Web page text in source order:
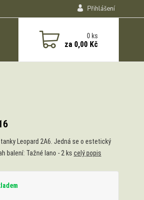
Přihlášení
0ks
za 0,00 Kč
Leopard 2A6. Jedná se o estetický
balení: Tažné lano - 2 ks celý popis